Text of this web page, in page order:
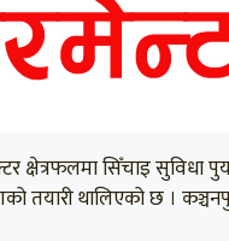
क्षेत्रफलमा सिँचाइ सुविधा
तयारी थालिएको छ ।